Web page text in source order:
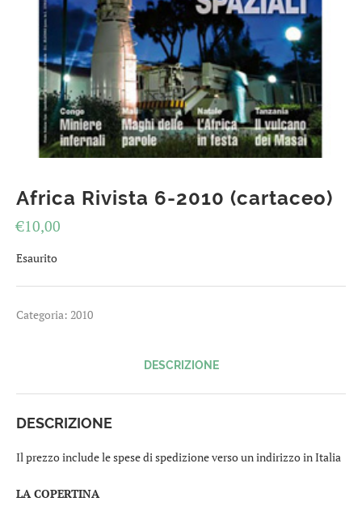
Africa Rivista 6-2010 (cartaceo)
€10,00
Esaurito
Categoria: 2010
DESCRIZIONE
DESCRIZIONE
Il prezzo include le spese di spedizione verso un indirizzo in Italia
LA COPERTINA